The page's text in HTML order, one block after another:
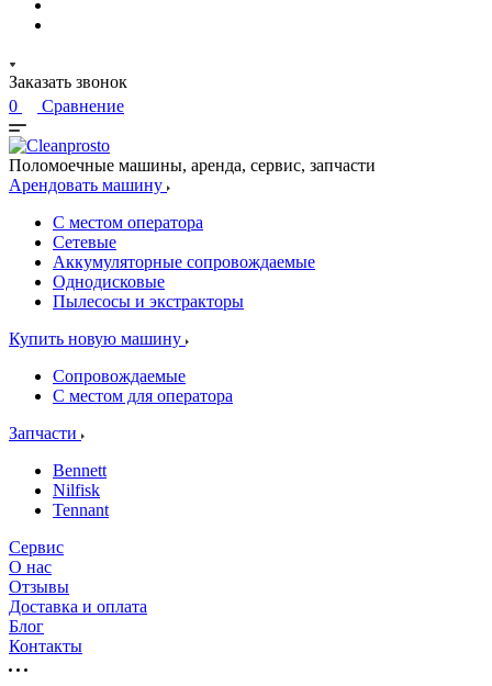
Заказать звонок
0
Сравнение
Поломоечные машины, аренда, сервис, запчасти
Арендовать машину
С местом оператора
Сетевые
Аккумуляторные сопровождаемые
Однодисковые
Пылесосы и экстракторы
Купить новую машину
Сопровождаемые
С местом для оператора
Запчасти
Bennett
Nilfisk
Tennant
Сервис
О нас
Отзывы
Доставка и оплата
Блог
Контакты